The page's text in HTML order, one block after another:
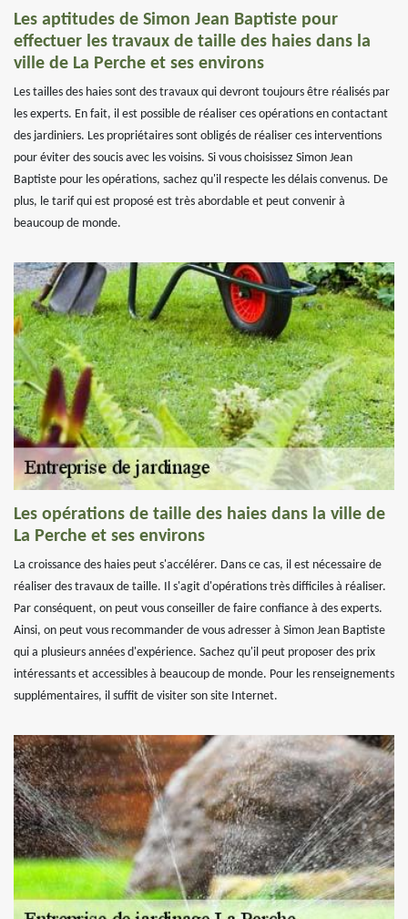
Les aptitudes de Simon Jean Baptiste pour
effectuer les travaux de taille des haies dans la
ville de La Perche et ses environs
Les tailles des haies sont des travaux qui devront toujours être réalisés par
les experts. En fait, il est possible de réaliser ces opérations en contactant
des jardiniers. Les propriétaires sont obligés de réaliser ces interventions
pour éviter des soucis avec les voisins. Si vous choisissez Simon Jean
Baptiste pour les opérations, sachez qu'il respecte les délais convenus. De
plus, le tarif qui est proposé est très abordable et peut convenir à
beaucoup de monde.
Les opérations de taille des haies dans la ville de
La Perche et ses environs
La croissance des haies peut s'accélérer. Dans ce cas, il est nécessaire de
réaliser des travaux de taille. Il s'agit d'opérations très difficiles à réaliser.
Par conséquent, on peut vous conseiller de faire confiance à des experts.
Ainsi, on peut vous recommander de vous adresser à Simon Jean Baptiste
qui a plusieurs années d'expérience. Sachez qu'il peut proposer des prix
intéressants et accessibles à beaucoup de monde. Pour les renseignements
supplémentaires, il suffit de visiter son site Internet.